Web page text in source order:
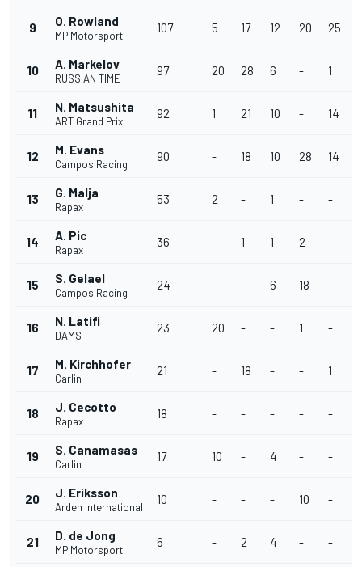
9 O. Rowland
MP Motorsport
107 5 17 12 20 25
10 A. Markelov
RUSSIAN TIME
97 20 28 6 - 1
11 N. Matsushita
ART Grand Prix
92 1 21 10 - 14
12 M. Evans
Campos Racing
90 - 18 10 28 14
13 G. Malja
Rapax
53 2 - 1 - -
14 A. Pic
Rapax
36 - 1 1 2 -
15 S. Gelael
Campos Racing
24 - - 6 18 -
16 N. Latifi
DAMS
23 20 - - 1 -
17 M. Kirchhofer
Carlin
21 - 18 - - 1
18 J. Cecotto
Rapax
18 - - - - -
19 S. Canamasas
Carlin
17 10 - 4 - -
20 J. Eriksson
Arden International
10 - - - 10 -
21 D. de Jong
MP Motorsport
6 - 2 4 - -